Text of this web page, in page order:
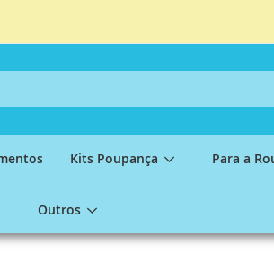
Kits Poupança Para a
Outros